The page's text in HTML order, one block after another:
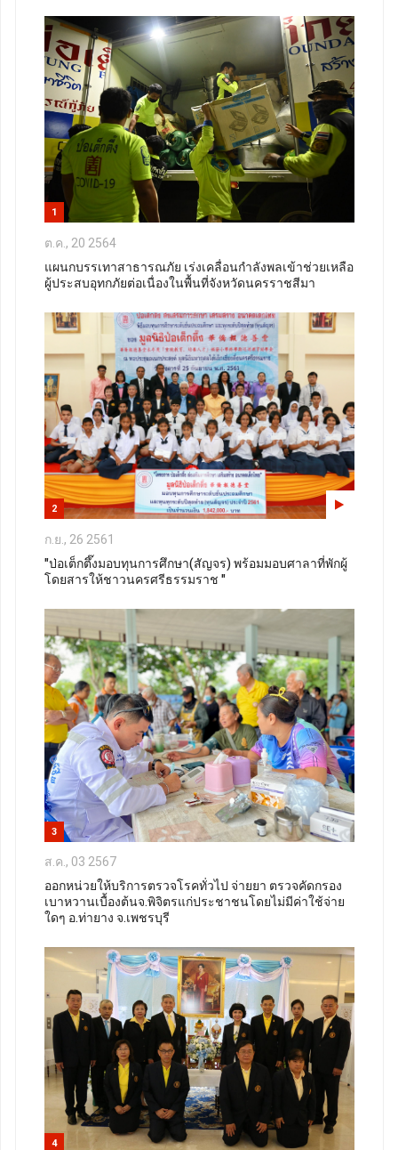
1
ต.ค., 20 2564
แผนกบรรเทาสาธารณภัย เร่งเคลื่อนกำลังพลเข้าช่วยเหลือ
ผู้ประสบอุทกภัยต่อเนื่องในพื้นที่จังหวัดนครราชสีมา
2
ก.ย., 26 2561
"ป่อเต็กตึ๊งมอบทุนการศึกษา(สัญจร) พร้อมมอบศาลาที่พักผู้
โดยสารให้ชาวนครศรีธรรมราช "
3
ส.ค., 03 2567
ออกหน่วยให้บริการตรวจโรคทั่วไป จ่ายยา ตรวจคัดกรอง
เบาหวานเบื้องต้นจ.พิจิตรแก่ประชาชนโดยไม่มีค่าใช้จ่าย
ใดๆ อ.ท่ายาง จ.เพชรบุรี
4